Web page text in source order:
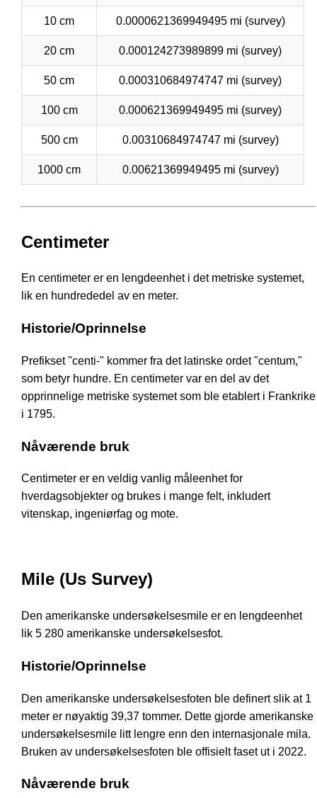
10 cm 0.0000621369949495 mi (survey)
20 cm 0.000124273989899 mi (survey)
50 cm 0.000310684974747 mi (survey)
100 cm 0.000621369949495 mi (survey)
500 cm 0.00310684974747 mi (survey)
1000 cm 0.00621369949495 mi (survey)
Centimeter
En centimeter er en lengdeenhet i det metriske systemet,
lik en hundrededel av en meter.
Historie/Oprinnelse
Prefikset "centi-" kommer fra det latinske ordet "centum,"
som betyr hundre. En centimeter var en del av det
opprinnelige metriske systemet som ble etablert i Frankrike
i 1795.
Nåværende bruk
Centimeter er en veldig vanlig måleenhet for
hverdagsobjekter og brukes i mange felt, inkludert
vitenskap, ingeniørfag og mote.
Mile (Us Survey)
Den amerikanske undersøkelsesmile er en lengdeenhet
lik 5 280 amerikanske undersøkelsesfot.
Historie/Oprinnelse
Den amerikanske undersøkelsesfoten ble definert slik at 1
meter er nøyaktig 39,37 tommer. Dette gjorde amerikanske
undersøkelsesmile litt lengre enn den internasjonale mila.
Bruken av undersøkelsesfoten ble offisielt faset ut i 2022.
Nåværende bruk